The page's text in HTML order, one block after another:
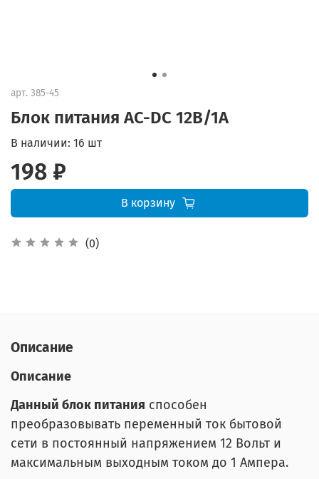
арт. 385-45
Блок питания AC-DC 12В/1А
(0)
В наличии: 16 шт
198 ₽
В корзину
Описание
Описание
Данный блок питания способен
преобразовывать переменный ток бытовой
сети в постоянный напряжением 12 Вольт и
максимальным выходным током до 1 Ампера.